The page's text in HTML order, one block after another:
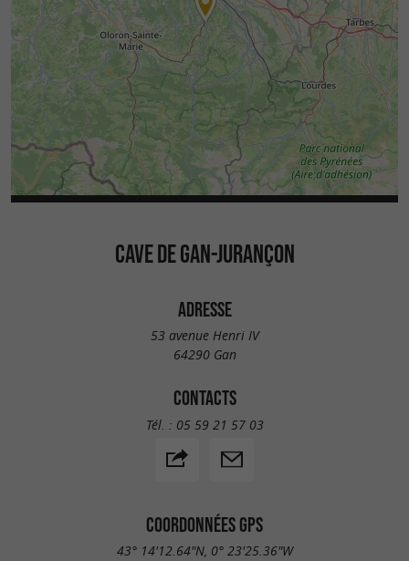
CAVE DE GAN-JURANÇON
ADRESSE
53 avenue Henri IV
64290 Gan
CONTACTS
Tél. : 05 59 21 57 03
COORDONNÉES GPS
43° 14'12.64"N, 0° 23'25.36"W